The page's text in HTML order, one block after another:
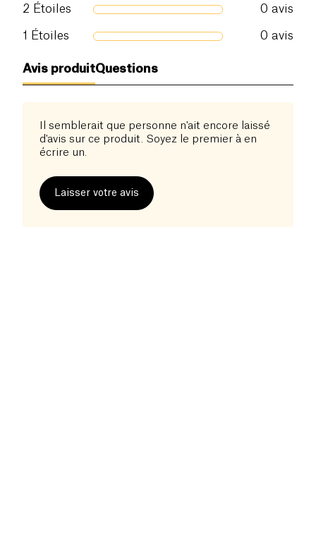
2 Étoiles 0 avis
1 Étoiles 0 avis
Avis produitQuestions
Il semblerait que personne n'ait encore laissé
d'avis sur ce produit. Soyez le premier à en
écrire un.
Laisser votre avis